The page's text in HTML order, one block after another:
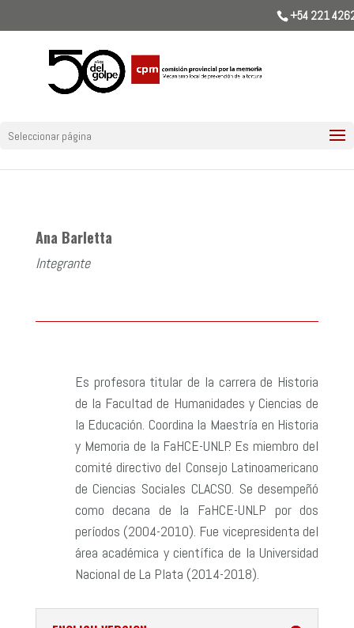
+54 221
Seleccionar página
Ana Barletta
Integrante
Es profesora titular de la carrera de Historia
de la Facultad de Humanidades y Ciencias de
la Educación. Coordina la Maestría en Historia
y Memoria de la FaHCE-UNLP. Es miembro del
comité directivo del Consejo Latinoamericano
de Ciencias Sociales CLACSO. Se desempeñó
como decana de la FaHCE-UNLP por dos
períodos (2004-2010). Fue vicepresidenta del
área académica y científica de la Universidad
Nacional de La Plata (2014-2018).